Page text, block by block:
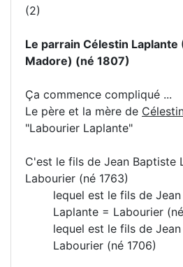
(2)
Le parrain Célestin Laplante
Madore) (né 1807)
Ça commence compliqué ...
Le père et la mère de
"Labourier Laplante"
C'est le fils de Jean Baptiste
Labourier (né 1763)
lequel est le fils de
Laplante = Labourier
lequel est le fils de
Labourier (né 1706)